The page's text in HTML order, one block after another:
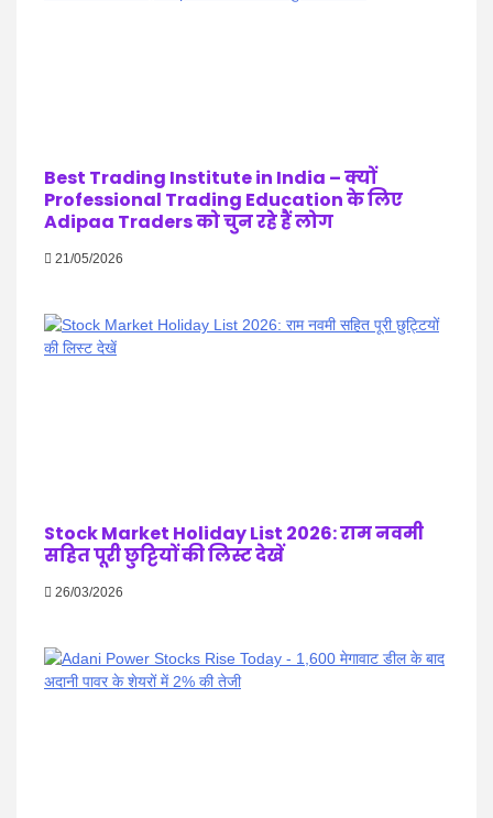
Best Trading Institute in India – क्यों
Professional Trading Education के लिए
Adipaa Traders को चुन रहे हैं लोग
21/05/2026
Stock Market Holiday List 2026: राम नवमी
सहित पूरी छुट्टियों की लिस्ट देखें
26/03/2026